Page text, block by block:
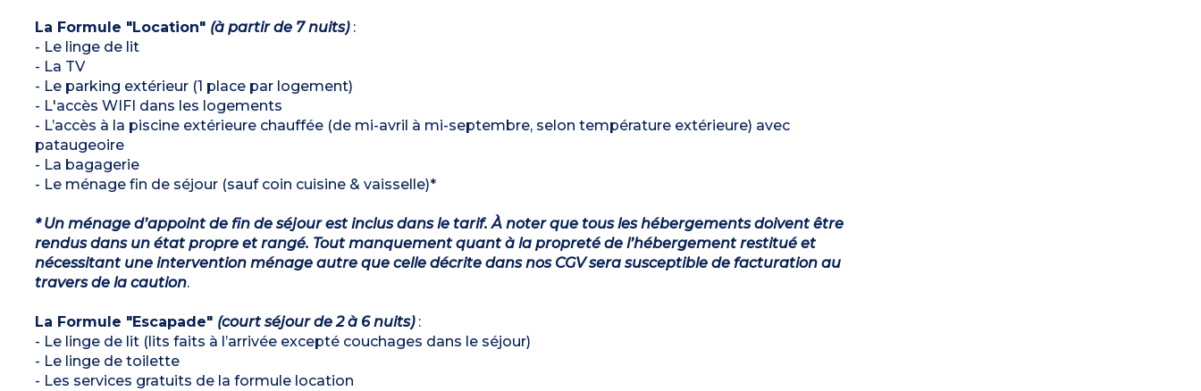
La Formule "Location" (à partir de 7 nuits):
- Le linge de lit
- La TV
- Le parking extérieur (1 place par logement)
- L'accès WIFI dans les logements
- L’accès à la piscine extérieure chauffée (de mi-avril à mi-septembre, selon température extérieure) avec
pataugeoire
- La bagagerie
- Le ménage fin de séjour (sauf coin cuisine & vaisselle)*
* Un ménage d’appoint de fin de séjour est inclus dans le tarif. À noter que tous les hébergements doivent être
rendus dans un état propre et rangé. Tout manquement quant à la propreté de l’hébergement restitué et
nécessitant une intervention ménage autre que celle décrite dans nos CGV sera susceptible de facturation au
travers de la caution.
La Formule "Escapade" (court séjour de 2 à 6 nuits):
- Le linge de lit (lits faits à l’arrivée excepté couchages dans le séjour)
- Le linge de toilette
- Les services gratuits de la formule location